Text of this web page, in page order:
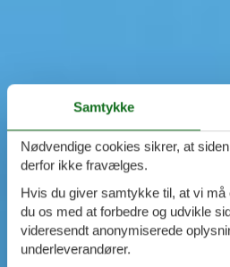
Samtykke
Nødvendige cookies sikrer, at
derfor ikke fravælges.
Hvis du giver samtykke til, at vi
du os med at forbedre og udvikle
videresendt anonymiserede
underleverandører.